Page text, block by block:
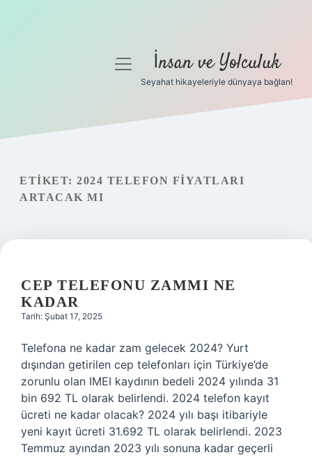
Gizlilik Politikası
Hakkımızda
menüyü İnsan ve Yolculuk
Seyahat hikayeleriyle dünyaya bağlan!
ETIKET: 2024 TELEFON FIYATLARI
ARTACAK MI
CEP TELEFONU ZAMMI NE
KADAR
Tarih: Şubat 17, 2025
Telefona ne kadar zam gelecek 2024? Yurt
dışından getirilen cep telefonları için Türkiye’de
zorunlu olan IMEI kaydının bedeli 2024 yılında 31
bin 692 TL olarak belirlendi. 2024 telefon kayıt
ücreti ne kadar olacak? 2024 yılı başı itibariyle
yeni kayıt ücreti 31.692 TL olarak belirlendi. 2023
Temmuz ayından 2023 yılı sonuna kadar geçerli